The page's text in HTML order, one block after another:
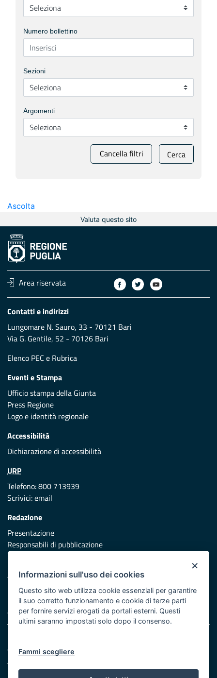
Numero bollettino
Sezioni
Argomenti
Cancella filtri Cerca
Ascolta
Valuta questo sito
Area riservata
Contatti e indirizzi
Lungomare N. Sauro, 33 - 70121 Bari
Via G. Gentile, 52 - 70126 Bari
Elenco PEC e Rubrica
Eventi e Stampa
Ufficio stampa della Giunta
Press Regione
Logo e identità regionale
Accessibilità
Dichiarazione di accessibilità
URP
Telefono: 800 713939
Scrivici:email
Redazione
Presentazione
Responsabili di pubblicazione
Vai al sito di Protezione Civile Puglia
Iniziativa finanziata con risorse del POR Puglia 2014/2020 -
Asse XI
Cookie e privacy
Atti di notifica
Feed RSS
×
Informazioni sull'uso dei cookies
Questo sito web utilizza cookie essenziali per garantire
il suo corretto funzionamento e cookie di terze parti
per fornire servizi erogati da portali esterni. Questi
ultimi saranno impostati solo dopo il consenso.
Fammi scegliere